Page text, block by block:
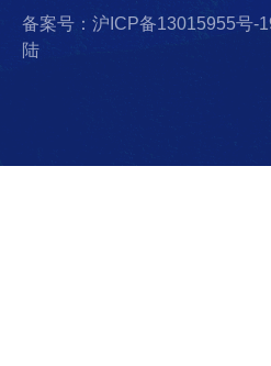
备案号：沪ICP备13015955号-
陆